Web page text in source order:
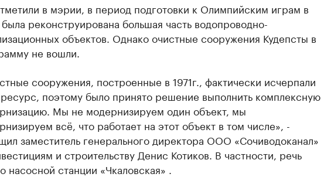
в мэрии, в период подготовки к Олимпийским играм в
реконструирована большая часть водопроводно-
объектов. Однако очистные сооружения Кудепсты в
не вошли.
сооружения, построенные в 1971г., фактически исчерпали
поэтому было принято решение выполнить комплексную
Мы не модернизируем один объект, мы
всё, что работает на этот объект в том числе», -
заместитель генерального директора ООО «Сочиводоканал»
и строительству Денис Котиков. В частности, речь
насосной станции «Чкаловская» .